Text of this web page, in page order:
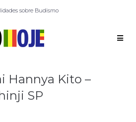
sobre Budismo
Hannya Kito –
SP